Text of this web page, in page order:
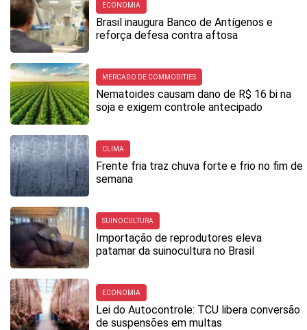
ECONOMIA
Brasil inaugura Banco de Antígenos e
reforça defesa contra aftosa
MERCADO DE COMMODITIES
Nematoides causam dano de R$ 16 bi na
soja e exigem controle antecipado
CLIMA
Frente fria traz chuva forte e frio no fim de
semana
SUINOCULTURA
Importação de reprodutores eleva
patamar da suinocultura no Brasil
ECONOMIA
Lei do Autocontrole: TCU libera conversão
de suspensões em multas